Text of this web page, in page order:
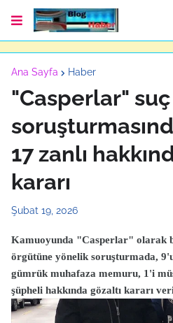
Ana Sayfa Haber
"Casperlar"
17 zanlı
kararı
Şubat 19, 2026
Kamuoyunda "Casperlar" olarak
örgütüne yönelik soruşturmada,
gümrük muhafaza memuru, 1'i
şüpheli hakkında gözaltı kararı